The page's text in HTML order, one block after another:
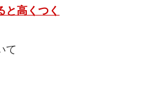
と高くつく
て